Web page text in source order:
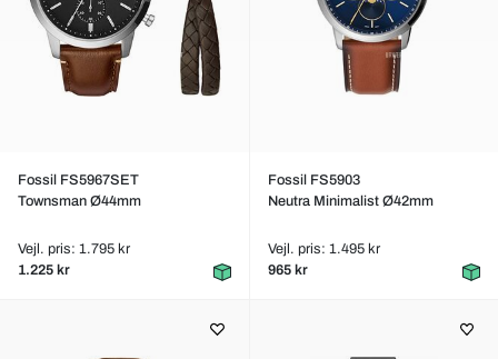
Fossil FS5967SET
Townsman Ø44mm
Vejl. pris: 1.795 kr
1.225 kr
Fossil FS5903
Neutra Minimalist Ø42mm
Vejl. pris: 1.495 kr
965 kr